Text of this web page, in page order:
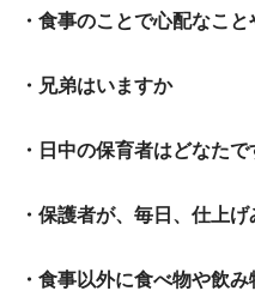
・食事のことで心配なこ
・兄弟はいますか
・日中の保育者はどなたで
・保護者が、毎日、仕上
・食事以外に食べ物や飲